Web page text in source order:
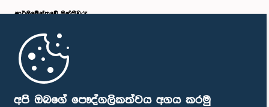
අපි ඔබගේ පෞද්ගලිකත්වය අගය කරමු
පාර්ලි‌මේන්තුවේ මන්ත්‍රීවරු
මුල් පිටුව
පාර්ලිමේන්තු ජංගම යෙදුම